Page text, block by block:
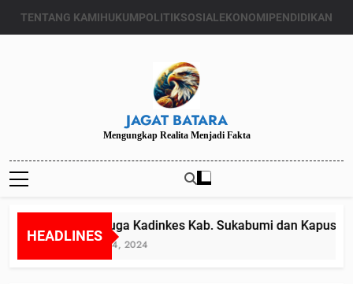
TENTANG KAMIHUKUMPOLITIKSOSIALEKONOMIPENDIDIKAN
JAGAT BATARA
Mengungkap Realita Menjadi Fakta
HEADLINES
Diduga Kadinkes Kab. Sukabumi dan
Juli 24, 2024